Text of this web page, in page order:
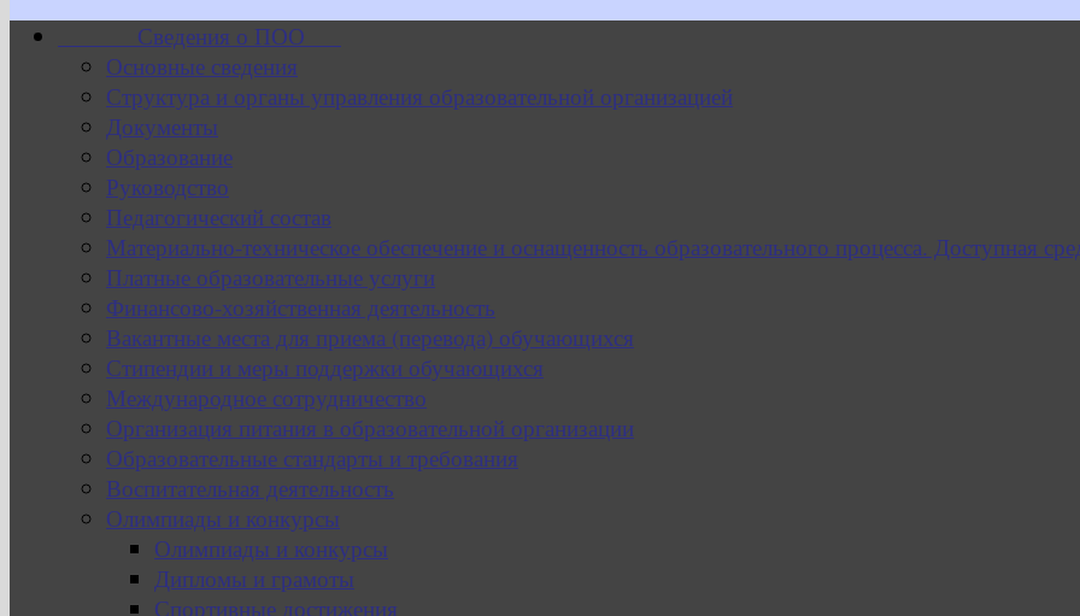
Сведения о ПОО
Основные сведения
Структура и органы управления образовательной организацией
Документы
Образование
Руководство
Педагогический состав
Материально-техническое обеспечение и оснащенность образовательного процесса. Доступная
Платные образовательные услуги
Финансово-хозяйственная деятельность
Вакантные места для приема (перевода) обучающихся
Стипендии и меры поддержки обучающихся
Международное сотрудничество
Организация питания в образовательной организации
Образовательные стандарты и требования
Воспитательная деятельность
Олимпиады и конкурсы
Олимпиады и конкурсы
Дипломы и грамоты
Спортивные достижения